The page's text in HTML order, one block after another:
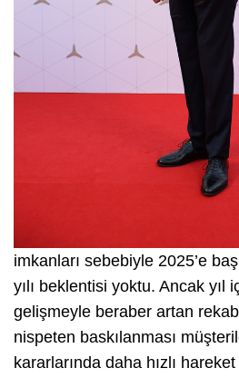
imkanları sebebiyle 2025’e
yılı beklentisi yoktu. Ancak yıl
gelişmeyle beraber artan
nispeten baskılanması
kararlarında daha hızlı